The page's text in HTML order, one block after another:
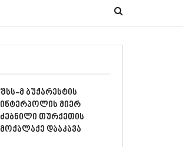
შსს-მ ბუქარესტის
ინტერპოლის მიერ
ძებნილი თურქეთის
მოქალაქე დააკავა